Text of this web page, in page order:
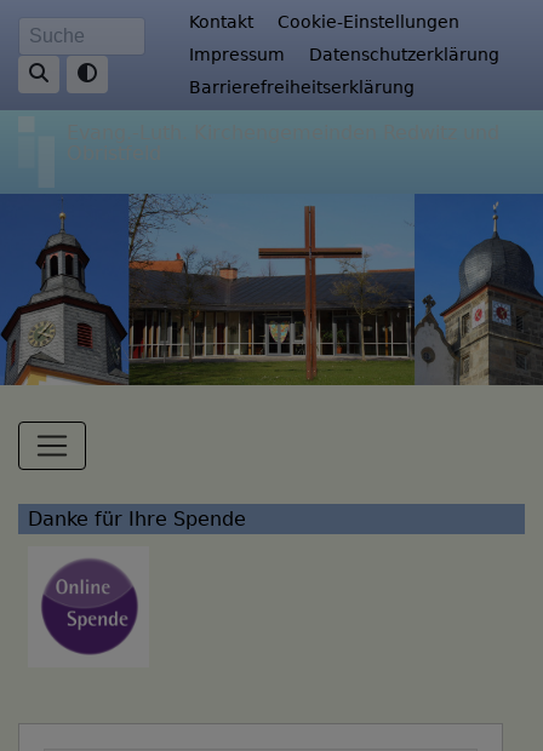
Direkt
zum
Inhalt
Suche Fußbereichsmenü
Kontakt
Cookie-Einstellungen
Impressum
Datenschutzerklärung
Barrierefreiheitserklärung
Hauptnavigation
Danke für Ihre Spende